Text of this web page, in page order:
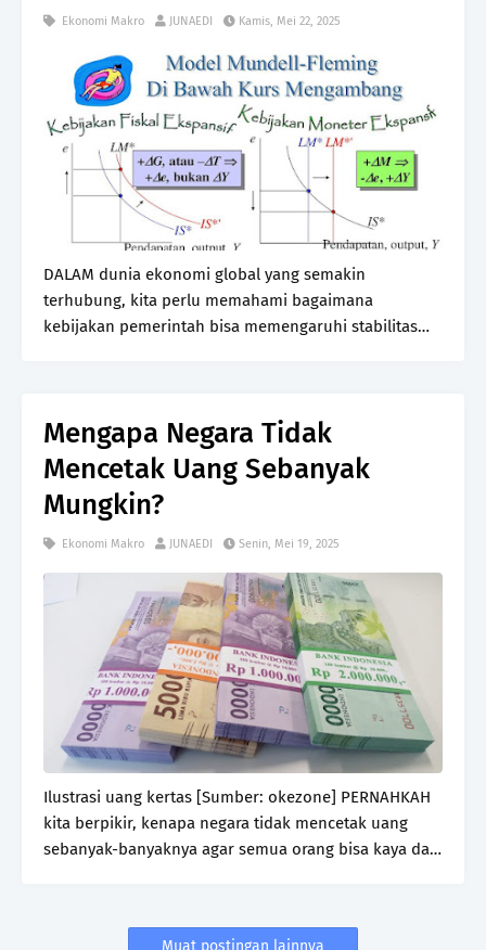
Ekonomi Makro JUNAEDI Kamis, Mei 22, 2025
DALAM dunia ekonomi global yang semakin
terhubung, kita perlu memahami bagaimana
kebijakan pemerintah bisa memengaruhi stabilitas
Mengapa Negara Tidak
Mencetak Uang Sebanyak
Mungkin?
Ekonomi Makro JUNAEDI Senin, Mei 19, 2025
Ilustrasi uang kertas [Sumber: okezone] PERNAHKAH
kita berpikir, kenapa negara tidak mencetak uang
sebanyak-banyaknya agar semua orang bisa kaya dan
Muat postingan lainnya